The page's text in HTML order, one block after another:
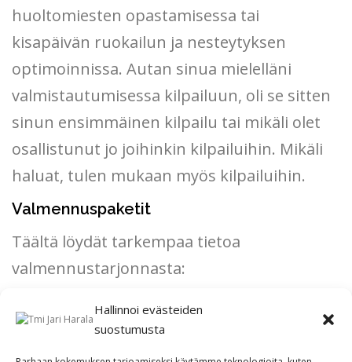
Hallinnoi evästeiden
suostumusta
huoltomiesten opastamisessa tai
kisapäivän ruokailun ja nesteytyksen
optimoinnissa. Autan sinua mielelläni
valmistautumisessa kilpailuun, oli se sitten
sinun ensimmäinen kilpailu tai mikäli olet
osallistunut jo joihinkin kilpailuihin. Mikäli
haluat, tulen mukaan myös kilpailuihin.
Valmennuspaketit
Täältä löydät tarkempaa tietoa
valmennustarjonnasta: